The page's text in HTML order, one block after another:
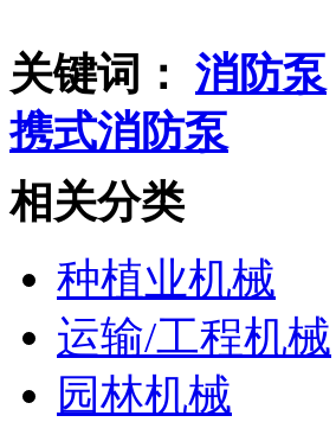
关键词： 消防泵
携式消防泵
相关分类
种植业机械
运输/工程机械
园林机械